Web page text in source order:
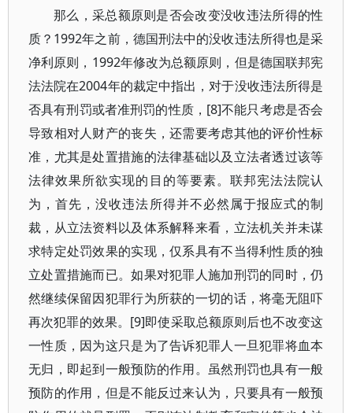
那么，采总额原则是否会改变没收违法所得的性
质？1992年之前，德国刑法中的没收违法所得也是采
净利原则，1992年修改为总额原则，但是德国联邦宪
法法院在2004年的裁定中指出，对于没收违法所得是
否具有刑罚或者准刑罚的性质，[8]不能只考虑是否会
导致相对人财产的丧失，还需要考虑其他的评价性标
准，尤其是处置措施的法律基础以及立法者透过该等
法律效果所欲实现的目的等要素。联邦宪法法院认
为，首先，没收违法所得并不必然属于报应式的制
裁，从立法资料以及体系解释来看，立法机关并未谋
求特定处罚效果的实现，仅系具有不当得利性质的独
立处置措施而已。如果对犯罪人施加刑罚的同时，仍
然继续保留因犯罪行为所获的一切的话，将毫无阻吓
再次犯罪的效果。[9]即使采取总额原则后也不改变这
一性质，因为这只是为了告诉犯罪人一旦犯罪将血本
无归，即起到一般预防的作用。虽然刑罚也具有一般
预防的作用，但是不能反过来认为，只要具有一般预